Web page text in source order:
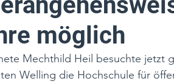
möglich
Mechthild Heil besuchte jetzt
Welling die Hochschule für